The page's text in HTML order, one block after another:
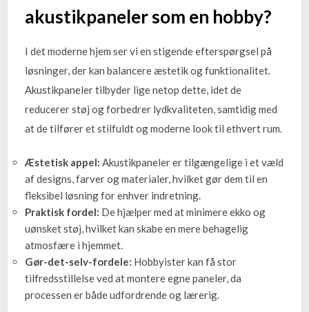
akustikpaneler som en hobby?
I det moderne hjem ser vi en stigende efterspørgsel på
løsninger, der kan balancere æstetik og funktionalitet.
Akustikpaneler tilbyder lige netop dette, idet de
reducerer støj og forbedrer lydkvaliteten, samtidig med
at de tilfører et stilfuldt og moderne look til ethvert rum.
Æstetisk appel: Akustikpaneler er tilgængelige i et væld
af designs, farver og materialer, hvilket gør dem til en
fleksibel løsning for enhver indretning.
Praktisk fordel: De hjælper med at minimere ekko og
uønsket støj, hvilket kan skabe en mere behagelig
atmosfære i hjemmet.
Gør-det-selv-fordele: Hobbyister kan få stor
tilfredsstillelse ved at montere egne paneler, da
processen er både udfordrende og lærerig.